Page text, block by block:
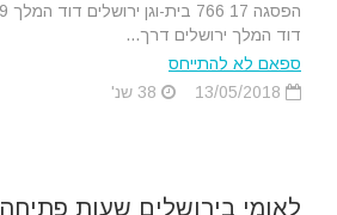
דוד המלך ירושלים דרך...
ספאם לא להתייחס
לאומי בירושלים שעות פתיחה